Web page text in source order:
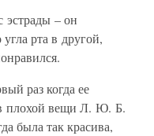
– он
рта в другой,
раз когда ее
плохой вещи Л. Ю. Б.
была так красива,